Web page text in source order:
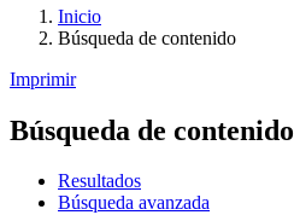
Inicio
Búsqueda de contenido
Imprimir
Búsqueda de contenido
Resultados
Búsqueda avanzada